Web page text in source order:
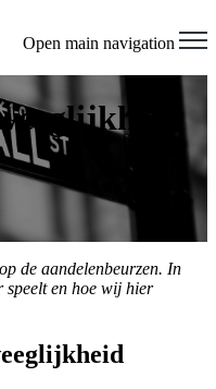
Open main navigation
de aandelenbeurzen. In
speelt en hoe wij hier